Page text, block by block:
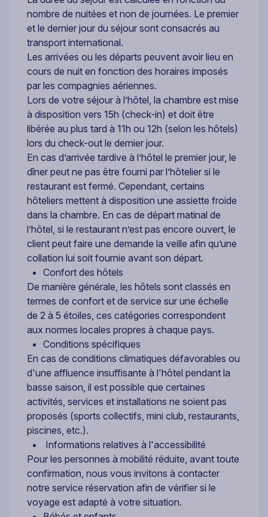
nombre de nuitées et non de journées. Le premier
et le dernier jour du séjour sont consacrés au
transport international.
Les arrivées ou les départs peuvent avoir lieu en
cours de nuit en fonction des horaires imposés
par les compagnies aériennes.
Lors de votre séjour à l’hôtel, la chambre est mise
à disposition vers 15h (check-in) et doit être
libérée au plus tard à 11h ou 12h (selon les hôtels)
lors du check-out le dernier jour.
En cas d’arrivée tardive à l’hôtel le premier jour, le
dîner peut ne pas être fourni par l’hôtelier si le
restaurant est fermé. Cependant, certains
hôteliers mettent à disposition une assiette froide
dans la chambre. En cas de départ matinal de
l’hôtel, si le restaurant n’est pas encore ouvert, le
client peut faire une demande la veille afin qu’une
collation lui soit fournie avant son départ.
Confort des hôtels
De manière générale, les hôtels sont classés en
termes de confort et de service sur une échelle
de 2 à 5 étoiles, ces catégories correspondent
aux normes locales propres à chaque pays.
Conditions spécifiques
En cas de conditions climatiques défavorables ou
d'une affluence insuffisante à l'hôtel pendant la
basse saison, il est possible que certaines
activités, services et installations ne soient pas
proposés (sports collectifs, mini club, restaurants,
piscines, etc.).
Informations relatives à l'accessibilité
Pour les personnes à mobilité réduite, avant toute
confirmation, nous vous invitons à contacter
notre service réservation afin de vérifier si le
voyage est adapté à votre situation.